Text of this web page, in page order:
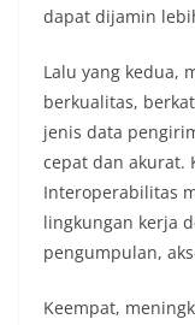
dapat dijamin
Lalu yang kedua,
berkualitas,
jenis data
cepat dan akurat.
Interoperabilitas
lingkungan kerja
pengumpulan,
Keempat,